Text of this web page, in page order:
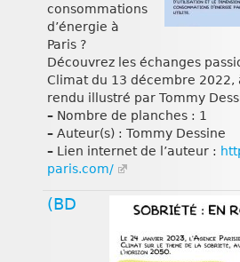
consommations
d’énergie à
Paris ?
Découvrez les échanges
Climat du 13 décembre 2022,
rendu illustré par Tommy
– Nombre de planches : 1
– Auteur(s) : Tommy Dessine
– Lien internet de l’auteur :
paris.com/
(BD